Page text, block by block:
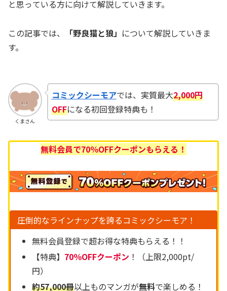
と思っている方に向けて解説していきます。
この記事では、 「野良猫と狼」 について解説していきま
す。
くまさん
コミックシーモアでは、実質最大2,000円
OFFになる初回登録特典も！
無料会員で70％OFFクーポンもらえる ！
圧倒的なラインナップを誇るコミックシーモア！
無料会員登録で超お得な特典もらえる！！
【特典】 70％OFFクーポン ！（上限2,000pt/
円）
約57,000冊以上ものマンガが無料で楽しめる！